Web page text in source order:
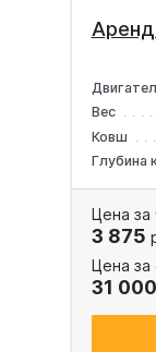
Вес
Ковш
Глубина
Цена за
3 875
Цена за
31 000